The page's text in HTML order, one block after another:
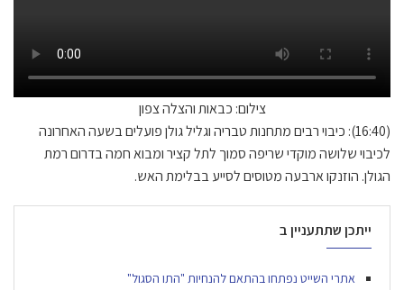
צילום: כבאות והצלה צפון
(16:40): כיבוי רבים מתחנות טבריה וגליל גולן פועלים בשעה האחרונה
לכיבוי שלושה מוקדי שריפה סמוך לתל קציר ומבוא חמה בדרום רמת
הגולן. הוזנקו ארבעה מטוסים לסייע בבלימת האש.
ייתכן שתתעניין ב
אתרי השייט נפתחו בהתאם להנחיות "התו הסגול"